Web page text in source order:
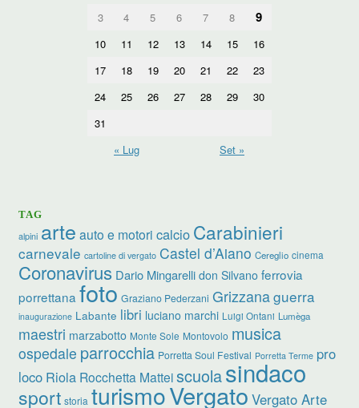
3
4 5 6 7 8 9
10 11 12 13 14 15
16
17
18 19 20 21 22
23
24
25 26 27 28 29
30
31
« Lug
Set »
TAG
alpini arte auto e motori calcio Carabinieri
carnevale cartoline di vergato Castel d’Aiano Cereglio cinema
Coronavirus Dario Mingarelli don Silvano ferrovia
porrettana foto Graziano Pederzani Grizzanaguerra
inaugurazione Labante libri luciano marchi Luigi Ontani Lumèga
maestri marzabotto Monte Sole Montovolo musica
ospedale parrocchia Porretta Soul Festival Porretta Terme pro
loco Riola Rocchetta Matteiscuolasindaco
sport storia turismoVergato Vergato Arte